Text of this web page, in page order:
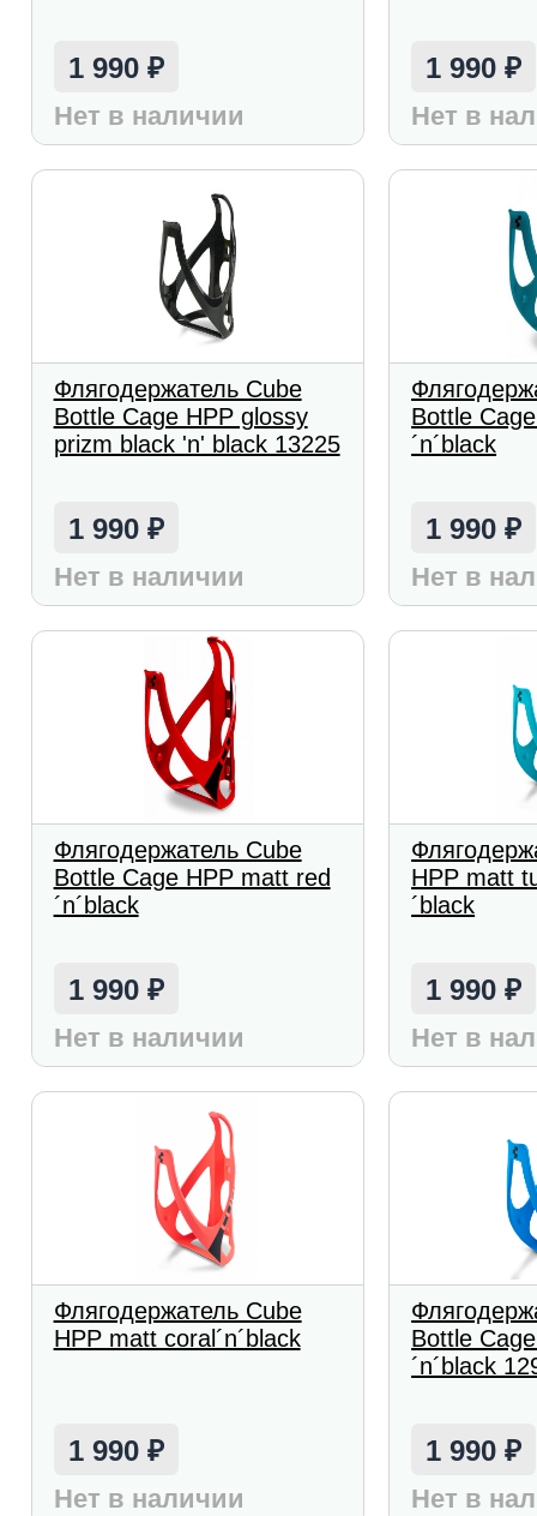
1 990 ₽
Нет в наличии
1 990₽
Нет в
Флягодержатель Cube
Bottle Cage HPP glossy
prizm black 'n' black 13225
1 990 ₽
Нет в наличии
Bottle
´n´black
1 990₽
Нет в
Флягодержатель Cube
Bottle Cage HPP matt red
´n´black
1 990 ₽
Нет в наличии
HPP matt
´black
1 990₽
Нет в
Флягодержатель Cube
HPP matt coral´n´black
1 990 ₽
Нет в наличии
Bottle
´n´black
1 990₽
Нет в